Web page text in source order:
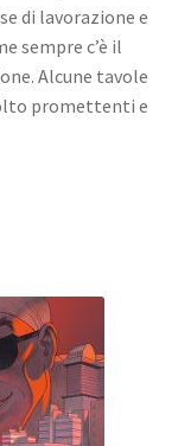
di lavorazione e
sempre c’è il
Alcune tavole
promettenti e